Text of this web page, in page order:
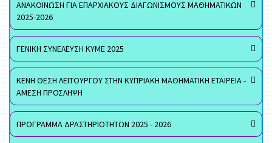
ΑΝΑΚΟΙΝΩΣΗ ΓΙΑ ΕΠΑΡΧΙΑΚΟΥΣ ΔΙΑΓΩΝΙΣΜΟΥΣ ΜΑΘΗΜΑΤΙΚΩΝ
2025-2026
ΓΕΝΙΚΗ ΣΥΝΕΛΕΥΣΗ ΚΥΜΕ 2025
ΚΕΝΗ ΘΕΣΗ ΛΕΙΤΟΥΡΓΟΥ ΣΤΗΝ ΚΥΠΡΙΑΚΗ ΜΑΘΗΜΑΤΙΚΗ ΕΤΑΙΡΕΙΑ -
ΑΜΕΣΗ ΠΡΟΣΛΗΨΗ
ΠΡΟΓΡΑΜΜΑ ΔΡΑΣΤΗΡΙΟΤΗΤΩΝ 2025 - 2026